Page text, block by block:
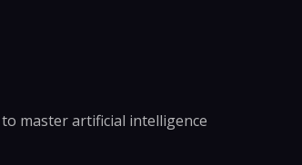
master artificial intelligence